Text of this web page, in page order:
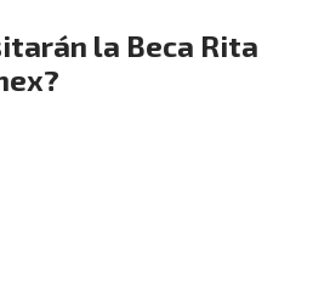
la Beca Rita